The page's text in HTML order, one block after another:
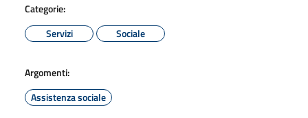
Categorie:
Servizi
Sociale
Argomenti:
Assistenza sociale